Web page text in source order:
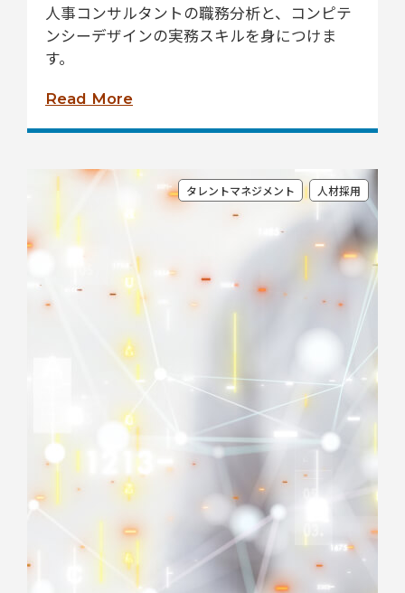
人事コンサルタントの職務分析と、コンピテ
ンシーデザインの実務スキルを身につけま
す。
Read More
タレントマネジメント 人材採用